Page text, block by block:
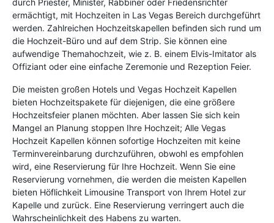
durch Priester, Minister, Rabbiner oder Friedensrichter
ermächtigt, mit Hochzeiten in Las Vegas Bereich durchgeführt
werden. Zahlreichen Hochzeitskapellen befinden sich rund um
die Hochzeit-Büro und auf dem Strip. Sie können eine
aufwendige Themahochzeit, wie z. B. einem Elvis-Imitator als
Offiziant oder eine einfache Zeremonie und Rezeption Feier.
Die meisten großen Hotels und Vegas Hochzeit Kapellen
bieten Hochzeitspakete für diejenigen, die eine größere
Hochzeitsfeier planen möchten. Aber lassen Sie sich kein
Mangel an Planung stoppen Ihre Hochzeit; Alle Vegas
Hochzeit Kapellen können sofortige Hochzeiten mit keine
Terminvereinbarung durchzuführen, obwohl es empfohlen
wird, eine Reservierung für Ihre Hochzeit. Wenn Sie eine
Reservierung vornehmen, die werden die meisten Kapellen
bieten Höflichkeit Limousine Transport von Ihrem Hotel zur
Kapelle und zurück. Eine Reservierung verringert auch die
Wahrscheinlichkeit des Habens zu warten.